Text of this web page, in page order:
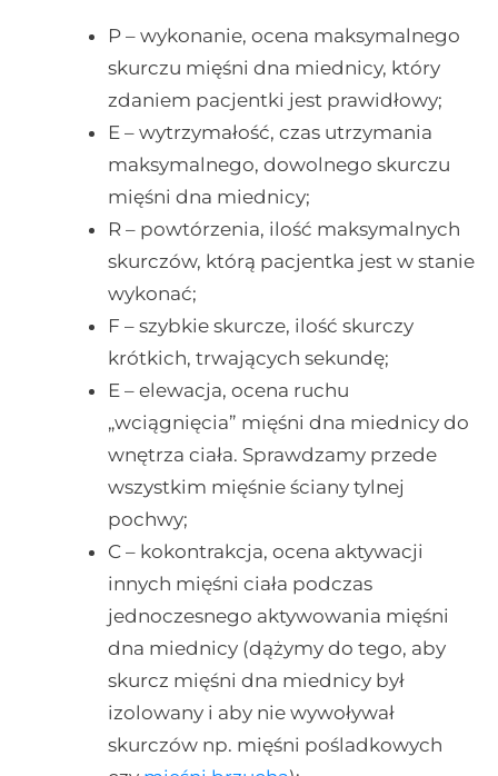
P – wykonanie, ocena maksymalnego
skurczu mięśni dna miednicy, który
zdaniem pacjentki jest prawidłowy;
E – wytrzymałość, czas utrzymania
maksymalnego, dowolnego skurczu
mięśni dna miednicy;
R – powtórzenia, ilość maksymalnych
skurczów, którą pacjentka jest w stanie
wykonać;
F – szybkie skurcze, ilość skurczy
krótkich, trwających sekundę;
E – elewacja, ocena ruchu
„wciągnięcia” mięśni dna miednicy do
wnętrza ciała. Sprawdzamy przede
wszystkim mięśnie ściany tylnej
pochwy;
C – kokontrakcja, ocena aktywacji
innych mięśni ciała podczas
jednoczesnego aktywowania mięśni
dna miednicy (dążymy do tego, aby
skurcz mięśni dna miednicy był
izolowany i aby nie wywoływał
skurczów np. mięśni pośladkowych